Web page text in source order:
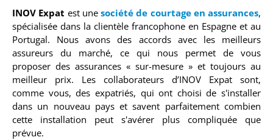
INOV Expat est une société de courtage en assurances,
spécialisée dans la clientèle francophone en Espagne et au
Portugal. Nous avons des accords avec les meilleurs
assureurs du marché, ce qui nous permet de vous
proposer des assurances « sur-mesure » et toujours au
meilleur prix. Les collaborateurs d’INOV Expat sont,
comme vous, des expatriés, qui ont choisi de s'installer
dans un nouveau pays et savent parfaitement combien
cette installation peut s'avérer plus compliquée que
prévue.